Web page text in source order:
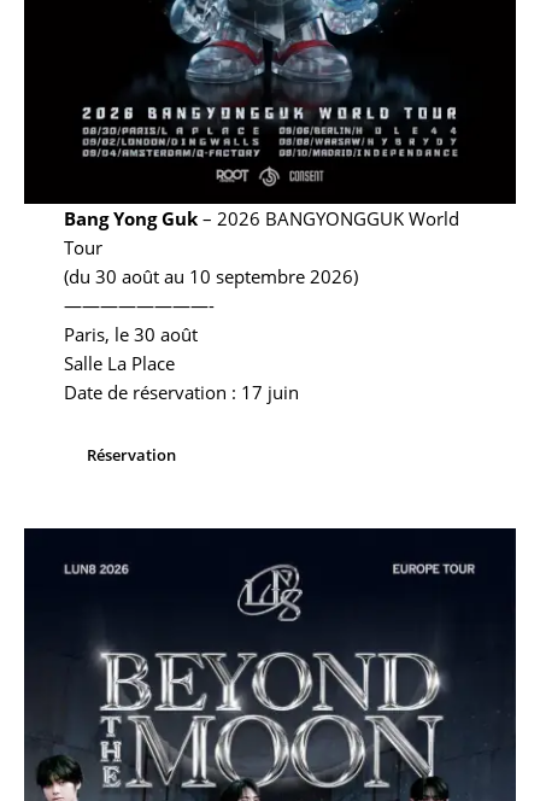
Bang Yong Guk– 2026 BANGYONGGUK World
Tour
(du 30 août au 10 septembre 2026)
————————-
Paris, le 30 août
Salle La Place
Date de réservation : 17 juin
Réservation